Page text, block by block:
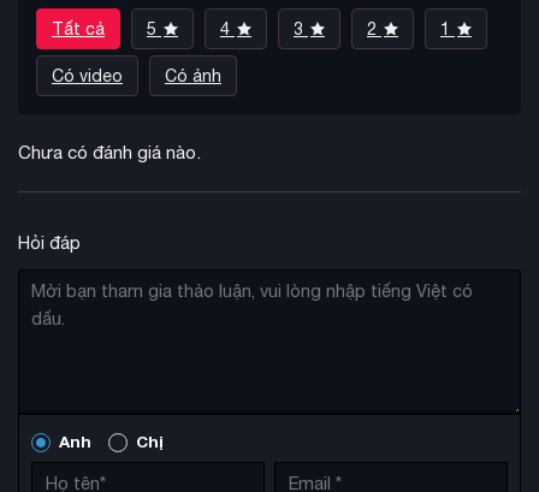
Tất cả 5 4 3 2 1
Có video Có ảnh
Chưa có đánh giá nào.
Hỏi đáp
Anh Chị